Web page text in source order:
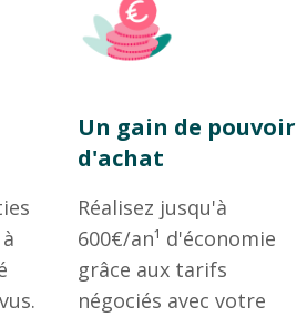
Un gain de pouvoir
d'achat
Réalisez jusqu'à
600€/an¹ d'économie
grâce aux tarifs
négociés avec votre